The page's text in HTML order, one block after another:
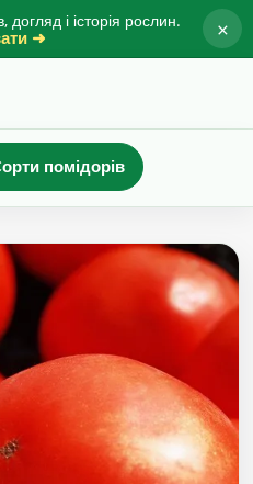
і історія рослин.
➜ ×
помідорів